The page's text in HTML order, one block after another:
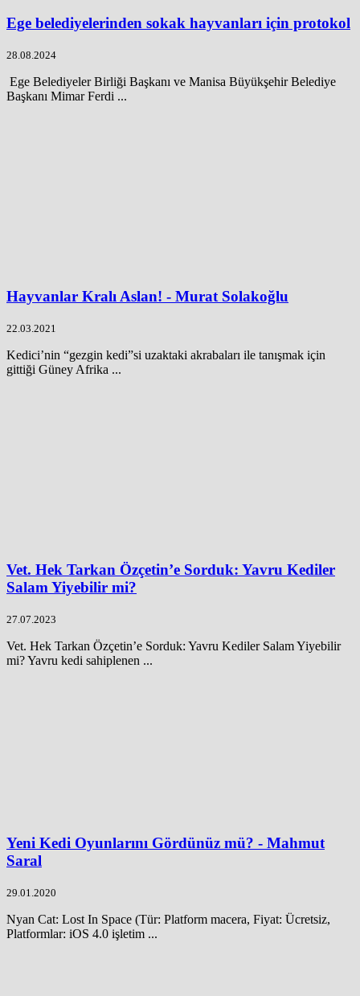
Ege belediyelerinden sokak hayvanları için protokol
28.08.2024
Ege Belediyeler Birliği Başkanı ve Manisa Büyükşehir Belediye
Başkanı Mimar Ferdi ...
Hayvanlar Kralı Aslan! - Murat Solakoğlu
22.03.2021
Kedici’nin “gezgin kedi”si uzaktaki akrabaları ile tanışmak için
gittiği Güney Afrika ...
Vet. Hek Tarkan Özçetin’e Sorduk: Yavru Kediler
Salam Yiyebilir mi?
27.07.2023
Vet. Hek Tarkan Özçetin’e Sorduk: Yavru Kediler Salam Yiyebilir
mi? Yavru kedi sahiplenen ...
Yeni Kedi Oyunlarını Gördünüz mü? - Mahmut
Saral
29.01.2020
Nyan Cat: Lost In Space (Tür: Platform macera, Fiyat: Ücretsiz,
Platformlar: iOS 4.0 işletim ...